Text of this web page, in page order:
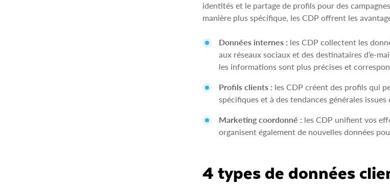
identités et le partage de profils pour des
manière plus spécifique, les CDP offrent les
Données internes : les CDP collectent les
aux réseaux sociaux et des destinataires
les informations sont plus précises et
Profils clients : les CDP créent des profils qui
spécifiques et à des tendances générales issues
Marketing coordonné : les CDP unifient vos
organisent également de nouvelles données
4 types de données